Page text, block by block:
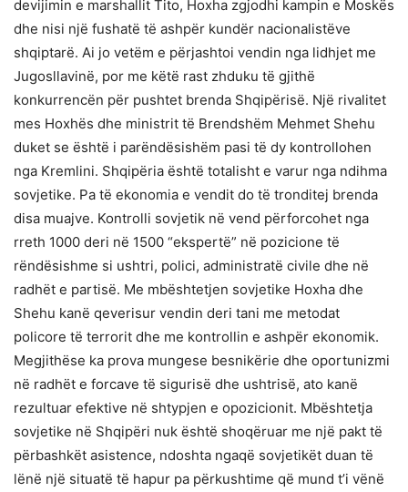
devijimin e marshallit Tito, Hoxha zgjodhi kampin e Moskës
dhe nisi një fushatë të ashpër kundër nacionalistëve
shqiptarë. Ai jo vetëm e përjashtoi vendin nga lidhjet me
Jugosllavinë, por me këtë rast zhduku të gjithë
konkurrencën për pushtet brenda Shqipërisë. Një rivalitet
mes Hoxhës dhe ministrit të Brendshëm Mehmet Shehu
duket se është i parëndësishëm pasi të dy kontrollohen
nga Kremlini. Shqipëria është totalisht e varur nga ndihma
sovjetike. Pa të ekonomia e vendit do të tronditej brenda
disa muajve. Kontrolli sovjetik në vend përforcohet nga
rreth 1000 deri në 1500 “ekspertë” në pozicione të
rëndësishme si ushtri, polici, administratë civile dhe në
radhët e partisë. Me mbështetjen sovjetike Hoxha dhe
Shehu kanë qeverisur vendin deri tani me metodat
policore të terrorit dhe me kontrollin e ashpër ekonomik.
Megjithëse ka prova mungese besnikërie dhe oportunizmi
në radhët e forcave të sigurisë dhe ushtrisë, ato kanë
rezultuar efektive në shtypjen e opozicionit. Mbështetja
sovjetike në Shqipëri nuk është shoqëruar me një pakt të
përbashkët asistence, ndoshta ngaqë sovjetikët duan të
lënë një situatë të hapur pa përkushtime që mund t’i vënë